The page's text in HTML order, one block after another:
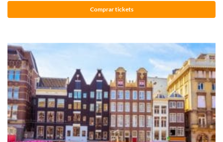
Comprar tickets